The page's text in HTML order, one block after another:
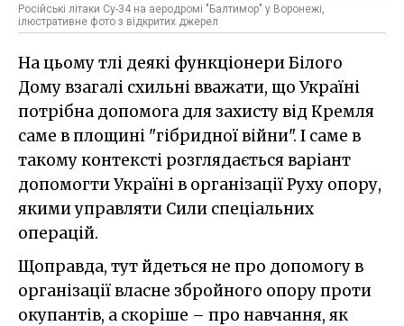
Російські літаки Су-34 на аеродромі "Балтимор" у Воронежі,
ілюстративне фото з відкритих джерел
На цьому тлі деякі функціонери Білого
Дому взагалі схильні вважати, що Україні
потрібна допомога для захисту від Кремля
саме в площині "гібридної війни". І саме в
такому контексті розглядається варіант
допомогти Україні в організації Руху опору,
якими управляти Сили спеціальних
операцій.
Щоправда, тут йдеться не про допомогу в
організації власне збройного опору проти
окупантів, а скоріше – про навчання, як